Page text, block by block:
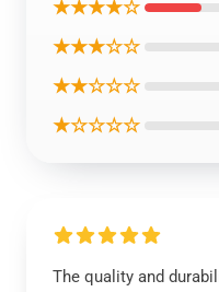
★★★★☆
★★★☆☆
★★☆☆☆
★☆☆☆☆
The quality and